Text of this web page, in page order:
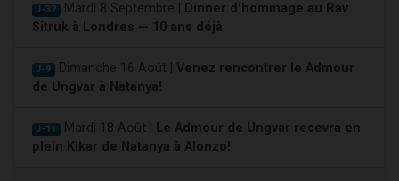
J-32 Mardi 8 Septembre |
Dinner d'hommage au Rav
Sitruk à Londres — 10 ans déjà
J-9 Dimanche 16 Août | Venez rencontrer le Admour
de Ungvar à Natanya!
J-11 Mardi 18 Août |
Le Admour de Ungvar recevra en
plein Kikar de Natanya à Alonzo!